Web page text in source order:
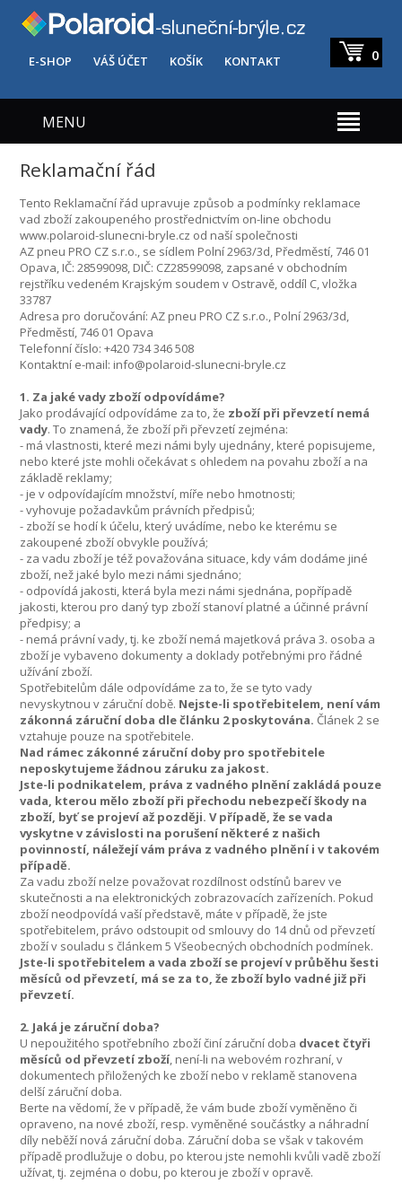
E-SHOP VÁŠ ÚČET KOŠÍK KONTAKT 0
MENU
Reklamační řád
Tento Reklamační řád upravuje způsob a podmínky reklamace
vad zboží zakoupeného prostřednictvím on-line obchodu
www.polaroid-slunecni-bryle.cz od naší společnosti
AZ pneu PRO CZ s.r.o., se sídlem Polní 2963/3d, Předměstí, 746 01
Opava, IČ: 28599098, DIČ: CZ28599098, zapsané v obchodním
rejstříku vedeném Krajským soudem v Ostravě, oddíl C, vložka
33787
Adresa pro doručování: AZ pneu PRO CZ s.r.o., Polní 2963/3d,
Předměstí, 746 01 Opava
Telefonní číslo: +420 734 346 508
Kontaktní e-mail: info@polaroid-slunecni-bryle.cz
1. Za jaké vady zboží odpovídáme?
Jako prodávající odpovídáme za to, že zboží při převzetí nemá
vady. To znamená, že zboží při převzetí zejména:
- má vlastnosti, které mezi námi byly ujednány, které popisujeme,
nebo které jste mohli očekávat s ohledem na povahu zboží a na
základě reklamy;
- je v odpovídajícím množství, míře nebo hmotnosti;
- vyhovuje požadavkům právních předpisů;
- zboží se hodí k účelu, který uvádíme, nebo ke kterému se
zakoupené zboží obvykle používá;
- za vadu zboží je též považována situace, kdy vám dodáme jiné
zboží, než jaké bylo mezi námi sjednáno;
- odpovídá jakosti, která byla mezi námi sjednána, popřípadě
jakosti, kterou pro daný typ zboží stanoví platné a účinné právní
předpisy; a
- nemá právní vady, tj. ke zboží nemá majetková práva 3. osoba a
zboží je vybaveno dokumenty a doklady potřebnými pro řádné
užívání zboží.
Spotřebitelům dále odpovídáme za to, že se tyto vady
nevyskytnou v záruční době. Nejste-li spotřebitelem, není vám
zákonná záruční doba dle článku 2 poskytována. Článek 2 se
vztahuje pouze na spotřebitele.
Nad rámec zákonné záruční doby pro spotřebitele
neposkytujeme žádnou záruku za jakost.
Jste-li podnikatelem, práva z vadného plnění zakládá pouze
vada, kterou mělo zboží při přechodu nebezpečí škody na
zboží, byť se projeví až později. V případě, že se vada
vyskytne v závislosti na porušení některé z našich
povinností, náležejí vám práva z vadného plnění i v takovém
případě.
Za vadu zboží nelze považovat rozdílnost odstínů barev ve
skutečnosti a na elektronických zobrazovacích zařízeních. Pokud
zboží neodpovídá vaší představě, máte v případě, že jste
spotřebitelem, právo odstoupit od smlouvy do 14 dnů od převzetí
zboží v souladu s článkem 5 Všeobecných obchodních podmínek.
Jste-li spotřebitelem a vada zboží se projeví v průběhu šesti
měsíců od převzetí, má se za to, že zboží bylo vadné již při
převzetí.
2. Jaká je záruční doba?
U nepoužitého spotřebního zboží činí záruční doba dvacet čtyři
měsíců od převzetí zboží, není-li na webovém rozhraní, v
dokumentech přiložených ke zboží nebo v reklamě stanovena
delší záruční doba.
Berte na vědomí, že v případě, že vám bude zboží vyměněno či
opraveno, na nové zboží, resp. vyměněné součástky a náhradní
díly neběží nová záruční doba. Záruční doba se však v takovém
případě prodlužuje o dobu, po kterou jste nemohli kvůli vadě zboží
užívat, tj. zejména o dobu, po kterou je zboží v opravě.